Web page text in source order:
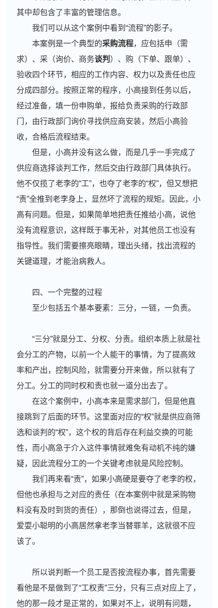
其中却包含了丰富的管理信息。
我们可以从这个案例中看到“流程”的影子。
本案例是一个典型的采购流程，应包括申（需
求）、采（询价、商务谈判 ）、购（下单、跟单）、
验收四个环节，相应的工作内容、权力以及责任也应
分成四部分。按照正常的程序，小高接到任务以后，
经过准备，填一份申购单，报给负责采购的行政部
门，由行政部门询价寻找供应商安装，然后小高验
收，合格后流程结束。
但是，小高并没有这么做，而是几乎一手完成了
供应商选择谈判工作，然后交由行政部门具体执行。
他不仅揽了老李的“工”，也夺了老李的“权”，但又想把
“责”全推到老李身上，显然坏了流程的规矩。因此，小
高有问题。但是，如果简单地把责任推给小高，说他
没有流程意识，这样既于事无补，对其他员工也没有
指导性。我们需要擦亮眼睛，理出头绪，找出流程的
关键道理，才能治病救人。
四、一个完整的过程
至少包括五个基本要素：三分，一链，一负责。
“三分”就是分工、分权、分责。组织本质上就是社
会分工的产物，以前一个人能干的事情，为了提高效
率和产出，控制风险，就需要分开来做，所以就有了
分工。分工的同时权和责也就一道分出去了。
在这个案例中，小高本来是需求部门，但是他直
接跳到了后面的环节。这里面对应的“权”就是供应商筛
选和谈判的“权”，这个权的背后存在利益交换的可能
性，而小高急于介入这件事情就难免有动机不纯的嫌
疑，因此流程分工的一个关键考虑就是风险控制。
我们再来看“责”，如果小高硬是要夺了老李的权，
但他也承担与之对应的责任（在本案例中就是采购物
料没有及时到货的责任），那倒也说得过去，但是，
爱耍小聪明的小高居然拿老李当替罪羊，这就很不应
该了。
所以说判断一个员工是否按流程办事，首先需要
看他是不是做到了“工权责”三分，只有三点对应上了，
他的那一段才是正常的，如果对不上，说明有问题，